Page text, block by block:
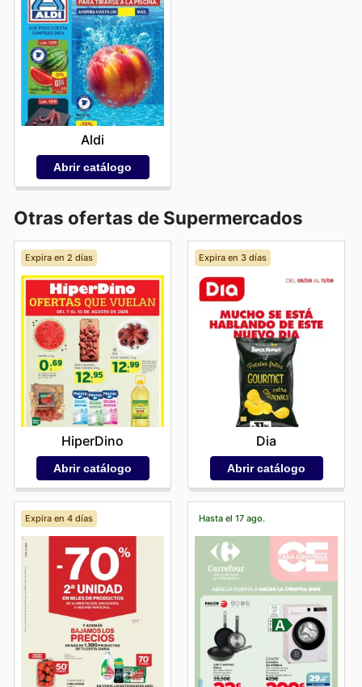
Aldi
Abrir catálogo
Otras ofertas de Supermercados
Expira en 2 días
HiperDino
Abrir catálogo
Expira en 3 días
Dia
Abrir catálogo
Expira en 4 días Hasta el 17 ago.